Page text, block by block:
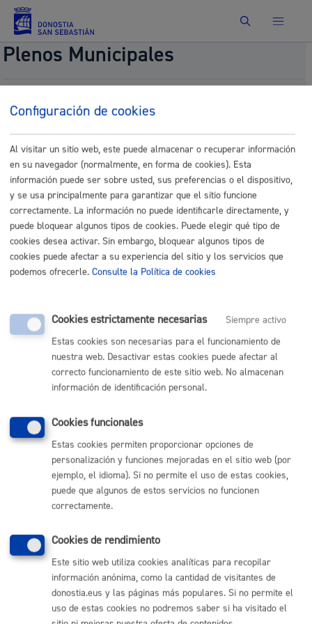
Buscar
Plenos Municipales
la Tasa por los servicios de búsqueda, rescate,
salvamento, así como por el mantenimiento del
Servicio de Prevención, Extinción de Incendios y
Salvamento. (ORER-20)
Fecha del pleno:09/25/2025
Comisión:Comisión de Hacienda
Documentos
22.- DIL_INT_Ebazpena-_Dictamen_SIN.pdf
Comunícate con el Ayuntamiento de Donostia / San
Sebastián
(gratuito desde Donostia / San Sebastián)
(+34) 943 481 000
Buzón de la ciudadanía
Enlaces útiles
Ofertas de empleo
Perfil del contratante
Sede electrónica
Sala de prensa
Mapa web
Otras páginas web corporativas
Donostia Kirola
Configuración de cookies
Al visitar un sitio web, este puede almacenar o recuperar información
en su navegador (normalmente, en forma de cookies). Esta
información puede ser sobre usted, sus preferencias o el dispositivo,
y se usa principalmente para garantizar que el sitio funcione
correctamente. La información no puede identificarle directamente, y
puede bloquear algunos tipos de cookies. Puede elegir qué tipo de
cookies desea activar. Sin embargo, bloquear algunos tipos de
cookies puede afectar a su experiencia del sitio y los servicios que
podemos ofrecerle. Consulte la Política de cookies
Cookies estrictamente necesarias
Siempre activo
Estas cookies son necesarias para el funcionamiento de
nuestra web. Desactivar estas cookies puede afectar al
correcto funcionamiento de este sitio web. No almacenan
información de identificación personal.
Cookies funcionales
Estas cookies permiten proporcionar opciones de
personalización y funciones mejoradas en el sitio web (por
ejemplo, el idioma). Si no permite el uso de estas cookies,
puede que algunos de estos servicios no funcionen
correctamente.
Cookies de rendimiento
Este sitio web utiliza cookies analíticas para recopilar
información anónima, como la cantidad de visitantes de
donostia.eus y las páginas más populares. Si no permite el
uso de estas cookies no podremos saber si ha visitado el